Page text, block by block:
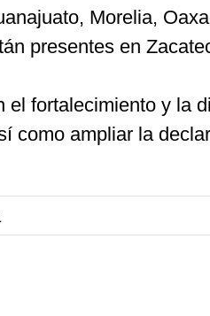
Morelia,
presentes en
fortalecimiento y la
como ampliar la